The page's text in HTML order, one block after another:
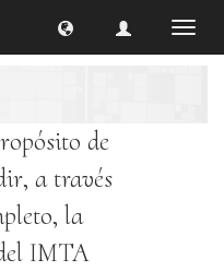
de
a través
la
IMTA